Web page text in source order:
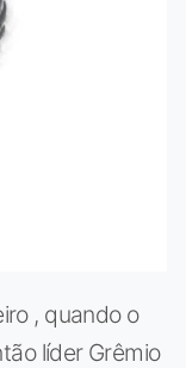
, quando o
líder Grêmio